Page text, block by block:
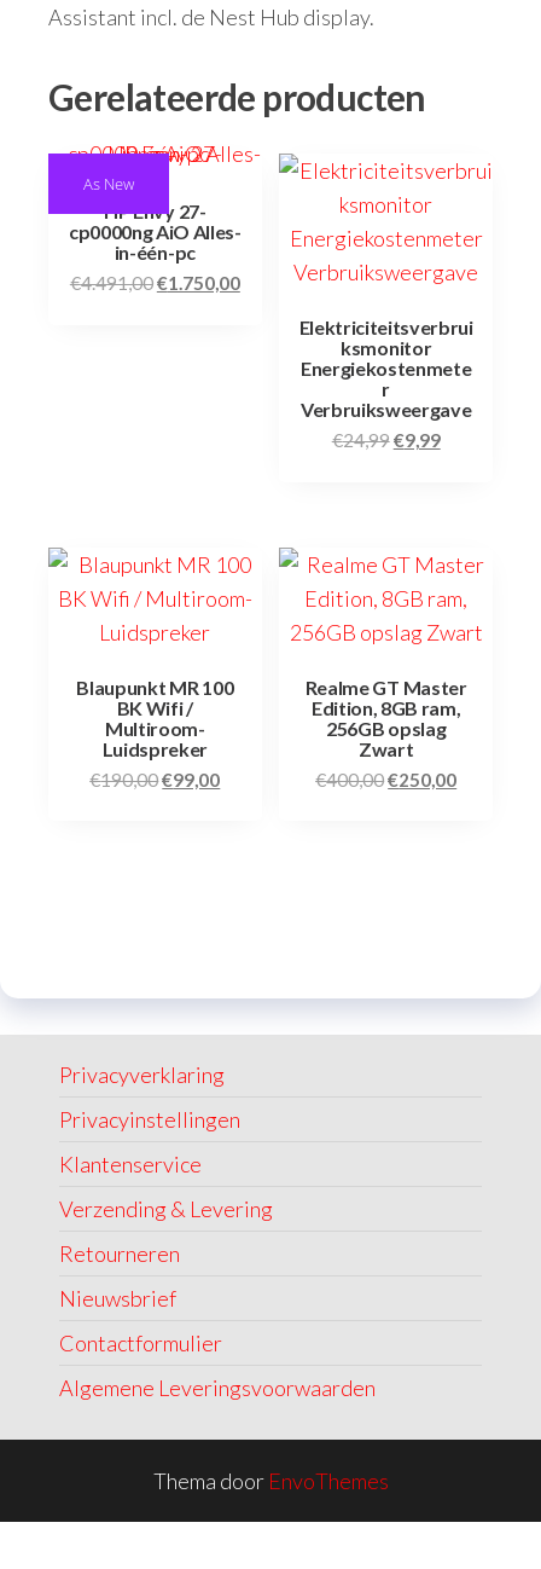
Assistant incl. de Nest Hub display.
Gerelateerde producten
As New
HP Envy 27-
cp0000ng AiO Alles-
in-één-pc
€4.491,00€1.750,00
Elektriciteitsverbrui
ksmonitor
Energiekostenmete
r
Verbruiksweergave
€24,99€9,99
Blaupunkt MR 100
BK Wifi /
Multiroom-
Luidspreker
€190,00€99,00
Realme GT Master
Edition, 8GB ram,
256GB opslag
Zwart
€400,00€250,00
Privacyverklaring
Privacyinstellingen
Klantenservice
Verzending & Levering
Retourneren
Nieuwsbrief
Contactformulier
Algemene Leveringsvoorwaarden
Thema door EnvoThemes